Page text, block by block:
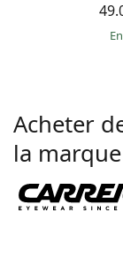
Acheter
la marque